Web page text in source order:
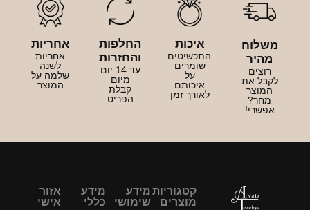
משלוח
מהיר
רוצים
לקבל את
המוצר
מחר?
אפשרי!
איכות
התכשיטים
שומרים
על
איכותם
לאורך זמן
החלפות
והחזרות
עד 14 יום
מיום
קבלת
הפריט
אחריות
אחריות
לשנה
שלמה על
המוצר
קטגוריות
מוצרים
מידע
שימושי
מידע
כללי
אזור
אישי